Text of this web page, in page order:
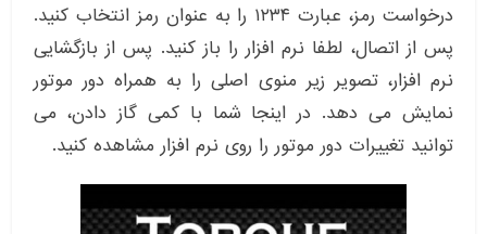
درخواست رمز، عبارت ۱۲۳۴ را به عنوان رمز انتخاب کنید.
پس از اتصال، لطفا نرم افزار را باز کنید. پس از بازگشایی
نرم افزار، تصویر زیر منوی اصلی را به همراه دور موتور
نمایش می دهد. در اینجا شما با کمی گاز دادن، می
توانید تغییرات دور موتور را روی نرم افزار مشاهده کنید.